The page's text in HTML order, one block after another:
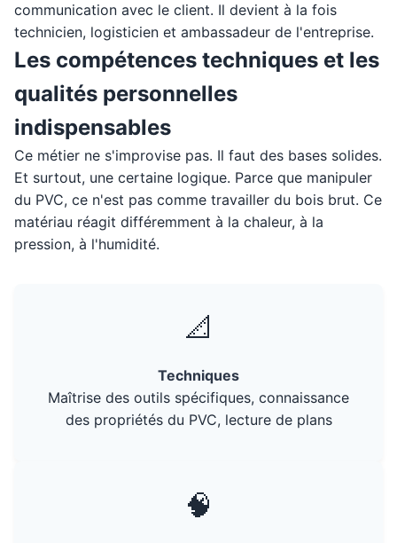
communication avec le client. Il devient à la fois
technicien, logisticien et ambassadeur de l'entreprise.
Les compétences techniques et les
qualités personnelles
indispensables
Ce métier ne s'improvise pas. Il faut des bases solides.
Et surtout, une certaine logique. Parce que manipuler
du PVC, ce n'est pas comme travailler du bois brut. Ce
matériau réagit différemment à la chaleur, à la
pression, à l'humidité.
📐
Techniques
Maîtrise des outils spécifiques, connaissance
des propriétés du PVC, lecture de plans
🧠